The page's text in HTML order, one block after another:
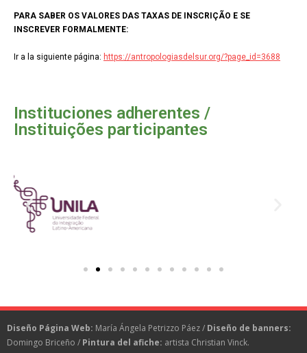
PARA SABER OS VALORES DAS TAXAS DE INSCRIÇÃO E SE
INSCREVER FORMALMENTE:
Ir a la siguiente página: https://antropologiasdelsur.org/?page_id=3688
Instituciones adherentes /
Instituições participantes
Diseño Página Web: María Ángela Petrizzo Páez / Diseño de banners:
Domingo Briceño / Pintura del afiche: artista Christian Vinck.